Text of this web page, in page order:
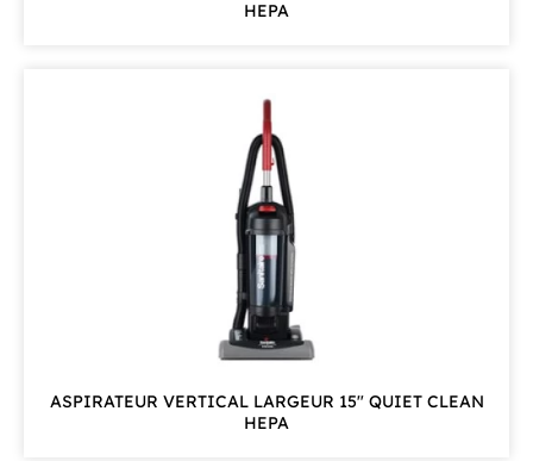
HEPA
ASPIRATEUR VERTICAL LARGEUR 15″ QUIET CLEAN
HEPA